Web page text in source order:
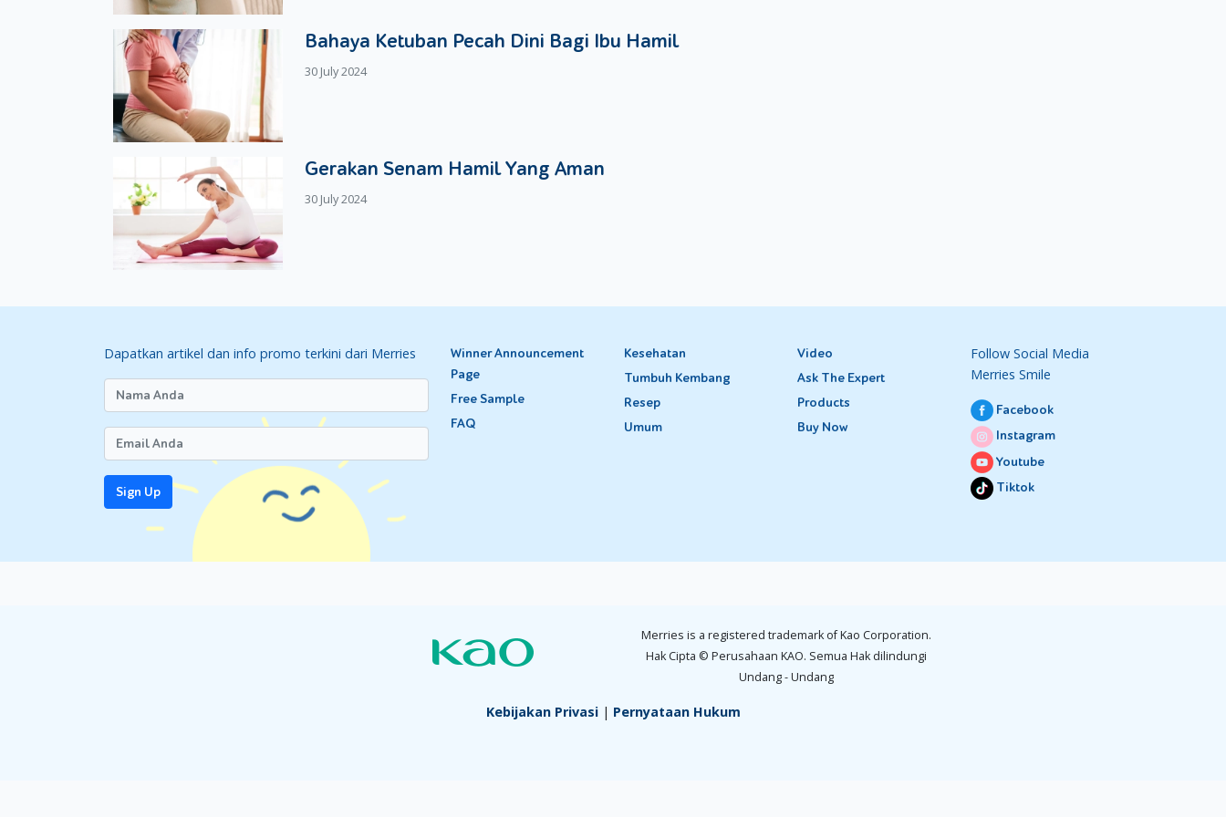
Bahaya Ketuban Pecah Dini Bagi Ibu Hamil
30 July 2024
Gerakan Senam Hamil Yang Aman
30 July 2024
Dapatkan artikel dan info promo terkini dari Merries
Sign Up
Winner Announcement
Page
Free Sample
FAQ
Kesehatan
Tumbuh Kembang
Resep
Umum
Video
Ask The Expert
Products
Buy Now
Follow Social Media
Merries Smile
Facebook
Instagram
Youtube
Tiktok
Merries is a registered trademark of Kao Corporation.
Hak Cipta © Perusahaan KAO. Semua Hak dilindungi
Undang - Undang
Kebijakan Privasi| Pernyataan Hukum